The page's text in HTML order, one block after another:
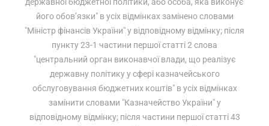
його обов’язки" в усіх відмінках замінено словами
"Міністр фінансів України" у відповідному відмінку; після
пункту 23-1 частини першої статті 2 слова
"центральний орган виконавчої влади, що реалізує
державну політику у сфері казначейського
обслуговування бюджетних коштів" в усіх відмінках
замінити словами "Казначейство України" у
відповідному відмінку; після частини першої статті 43